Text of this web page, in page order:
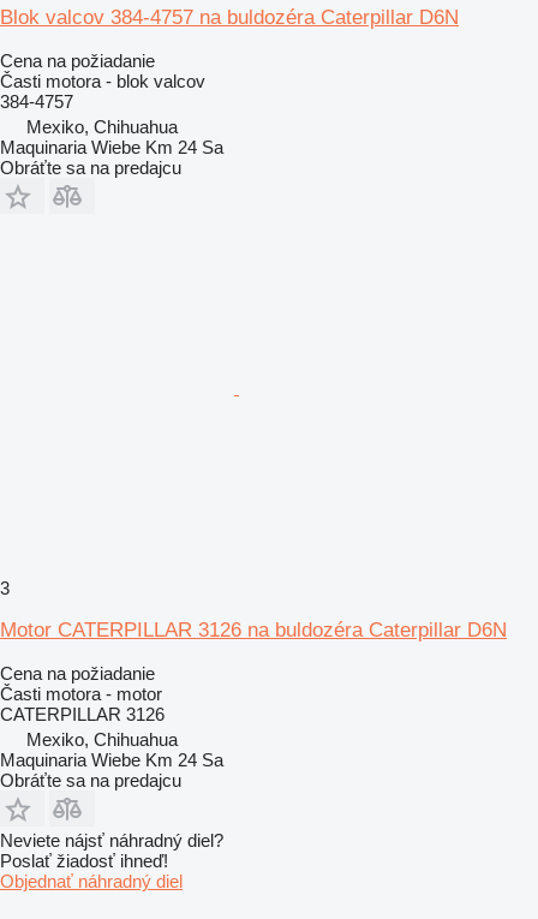
Blok valcov 384-4757 na buldozéra Caterpillar D6N
Cena na požiadanie
Časti motora - blok valcov
384-4757
Mexiko, Chihuahua
Maquinaria Wiebe Km 24 Sa
Obráťte sa na predajcu
3
Motor CATERPILLAR 3126 na buldozéra Caterpillar D6N
Cena na požiadanie
Časti motora - motor
CATERPILLAR 3126
Mexiko, Chihuahua
Maquinaria Wiebe Km 24 Sa
Obráťte sa na predajcu
Neviete nájsť náhradný diel?
Poslať žiadosť ihneď!
Objednať náhradný diel